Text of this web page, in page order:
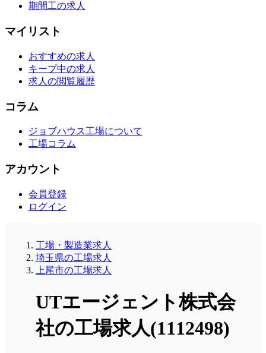
期間工の求人
マイリスト
おすすめの求人
キープ中の求人
求人の閲覧履歴
コラム
ジョブハウス工場について
工場コラム
アカウント
会員登録
ログイン
工場・製造業求人
埼玉県の工場求人
上尾市の工場求人
UTエージェント株式会
社の工場求人(1112498)